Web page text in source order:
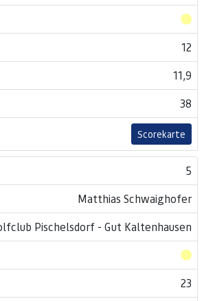
12
11,9
38
Scorekarte
5
Matthias Schwaighofer
Pischelsdorf - Gut Kaltenhausen
23